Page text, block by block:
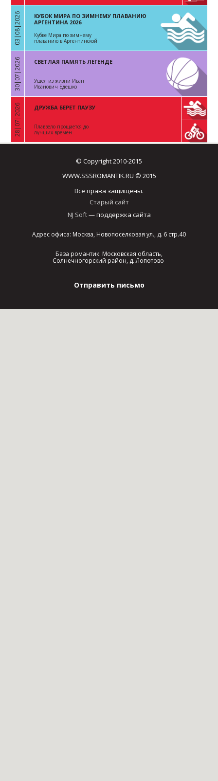
«
03|08|2026
КУБОК МИРА ПО ЗИМНЕМУ ПЛАВАНИЮ
АРГЕНТИНА 2026
Кубке Мира по зимнему
плаванию в Аргентинской
«
30|07|2026 СВЕТЛАЯ ПАМЯТЬ ЛЕГЕНДЕ
Ушел из жизни Иван
Иванович Едешко
«
28|07|2026 ДРУЖБА БЕРЕТ ПАУЗУ
Плаввело прощается до
лучших времен
© Copyright 2010-2015
WWW.SSSROMANTIK.RU © 2015
Все права защищены.
Старый сайт
NJ Soft— поддержка сайта
Адрес офиса: Москва, Новопоселковая ул., д. 6 стр.40
База романтик: Московская область,
Солнечногорский район, д. Лопотово
Отправить письмо